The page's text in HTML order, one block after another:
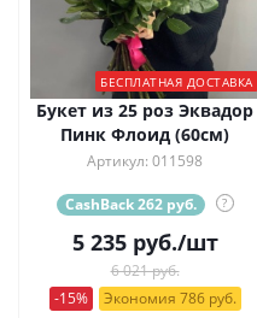
БЕСПЛАТНАЯ ДОСТАВКА
Букет из 25 роз Эквадор
Пинк Флоид (60см)
Артикул: 011598
CashBack 262 руб. ?
5 235руб./шт
6 021 руб.
-15%
Экономия 786 руб.